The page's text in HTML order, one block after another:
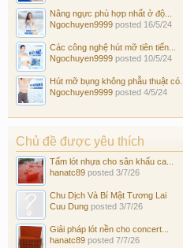
Nâng ngực phù hợp nhất ở độ...
Ngochuyen9999 posted 16/5/24
Các công nghệ hút mỡ tiên tiến...
Ngochuyen9999 posted 10/5/24
Hút mỡ bụng không phẫu thuật có...
Ngochuyen9999 posted 4/5/24
Chủ đề được yêu thích
Tấm lót nhựa cho sân khấu ca...
hanatc89 posted 3/7/26
Chu Dịch Và Bí Mật Tương Lai
Cuu Dung posted 3/7/26
Giải pháp lót nền cho concert...
hanatc89 posted 7/7/26